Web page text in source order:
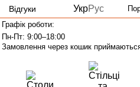
Відгуки
УкрРус
Графік роботи:
Пн-Пт: 9:00–18:00
Замовлення через кошик